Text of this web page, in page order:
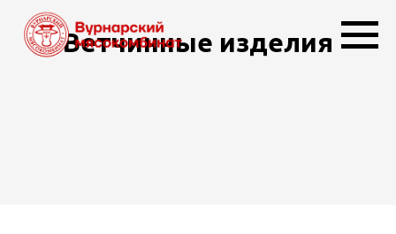
Ветчинные изделия